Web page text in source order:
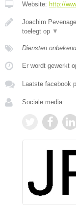
Website: http://
Joachim
toelegt op ▼
Diensten onbekend
Er wordt gewerkt
Laatste facebook
Sociale media: